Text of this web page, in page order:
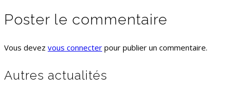
Poster le commentaire
Vous devez vous connecter pour publier un commentaire.
Autres actualités